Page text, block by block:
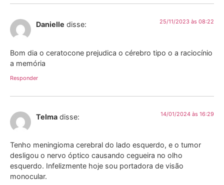
Danielle disse: 25/11/2023 às 08:22
Bom dia o ceratocone prejudica o cérebro tipo o a raciocínio
a memória
Responder
Telma disse: 14/01/2024 às 16:29
Tenho meningioma cerebral do lado esquerdo, e o tumor
desligou o nervo óptico causando cegueira no olho
esquerdo. Infelizmente hoje sou portadora de visão
monocular.